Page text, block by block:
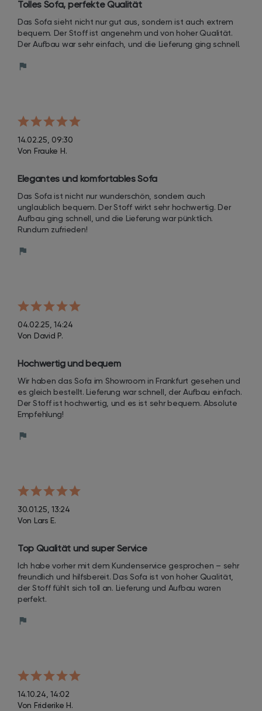
Tolles Sofa, perfekte Qualität
Das Sofa sieht nicht nur gut aus, sondern ist auch extrem
bequem. Der Stoff ist angenehm und von hoher Qualität.
Der Aufbau war sehr einfach, und die Lieferung ging schnell.
14.02.25, 09:30
Von Frauke H.
Elegantes und komfortables Sofa
Das Sofa ist nicht nur wunderschön, sondern auch
unglaublich bequem. Der Stoff wirkt sehr hochwertig. Der
Aufbau ging schnell, und die Lieferung war pünktlich.
Rundum zufrieden!
04.02.25, 14:24
Von David P.
Hochwertig und bequem
Wir haben das Sofa im Showroom in Frankfurt gesehen und
es gleich bestellt. Lieferung war schnell, der Aufbau einfach.
Der Stoff ist hochwertig, und es ist sehr bequem. Absolute
Empfehlung!
30.01.25, 13:24
Von Lars E.
Top Qualität und super Service
Ich habe vorher mit dem Kundenservice gesprochen – sehr
freundlich und hilfsbereit. Das Sofa ist von hoher Qualität,
der Stoff fühlt sich toll an. Lieferung und Aufbau waren
perfekt.
14.10.24, 14:02
Von Friderike H.